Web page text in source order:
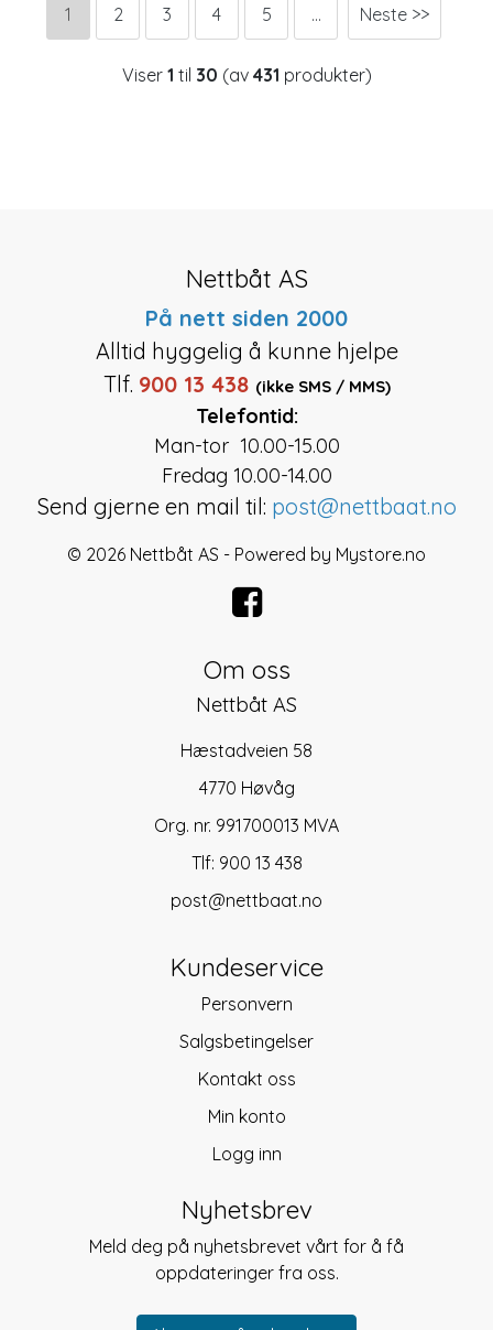
1 2 3 4 5 ... Neste >>
Viser 1 til 30 (av 431 produkter)
Nettbåt AS
På nett siden 2000
Alltid hyggelig å kunne hjelpe
Tlf. 900 13 438 (ikke SMS / MMS)
Telefontid:
Man-tor 10.00-15.00
Fredag 10.00-14.00
Send gjerne en mail til: post@nettbaat.no
© 2026 Nettbåt AS - Powered by Mystore.no
Om oss
Nettbåt AS
Hæstadveien 58
4770 Høvåg
Org. nr. 991700013 MVA
Tlf: 900 13 438
post@nettbaat.no
Kundeservice
Personvern
Salgsbetingelser
Kontakt oss
Min konto
Logg inn
Nyhetsbrev
Meld deg på nyhetsbrevet vårt for å få
oppdateringer fra oss.